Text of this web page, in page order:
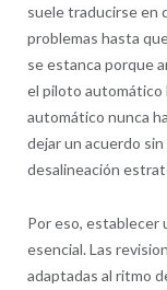
suele traducirse en
problemas hasta
se estanca porque
el piloto automático
automático nunca
dejar un acuerdo
desalineación
Por eso, establecer
esencial. Las
adaptadas al ritmo